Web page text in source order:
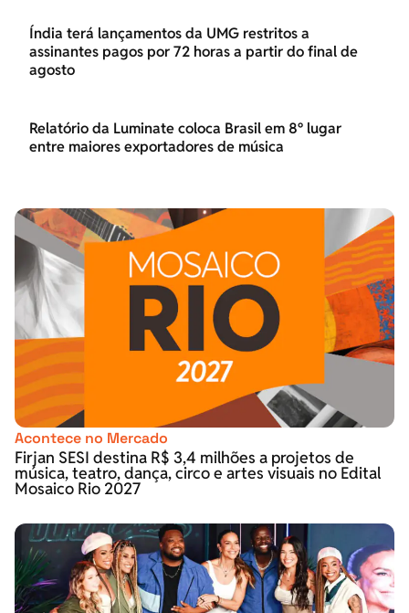
Índia terá lançamentos da UMG restritos a
assinantes pagos por 72 horas a partir do final de
agosto
Relatório da Luminate coloca Brasil em 8º lugar
entre maiores exportadores de música
Acontece no Mercado
Firjan SESI destina R$ 3,4 milhões a projetos de
música, teatro, dança, circo e artes visuais no Edital
Mosaico Rio 2027